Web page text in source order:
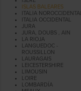
ISLAS BALEARES
ITALIA
ITALIA OCCIDENTAL
JURA
JURA, DOUBS , AIN
LA RIOJA
LANGUEDOC -
ROUSSILLON
LAURAGAIS
LEICESTERSHIRE
LIMOUSIN
LOIRE
LOMBARDÍA